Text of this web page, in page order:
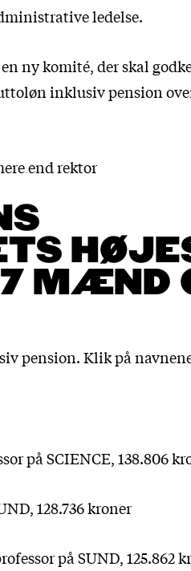
ledelse.
ny komité, der skal
inklusiv pension
end rektor
MÆND
pension. Klik på
på SCIENCE, 138.806
128.736 kroner
på SUND, 125.862